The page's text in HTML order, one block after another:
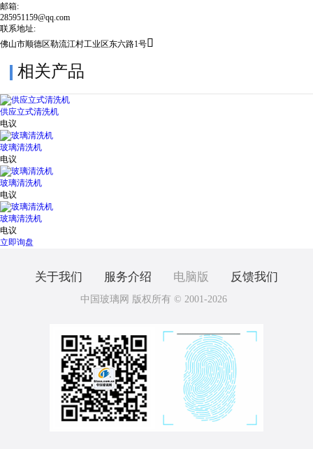
邮箱:
285951159@qq.com
联系地址:
佛山市顺德区勒流江村工业区东六路1号
相关产品
供应立式清洗机
电议
玻璃清洗机
电议
玻璃清洗机
电议
玻璃清洗机
电议
立即询盘
关于我们 服务介绍 电脑版 反馈我们
中国玻璃网 版权所有 © 2001-2026